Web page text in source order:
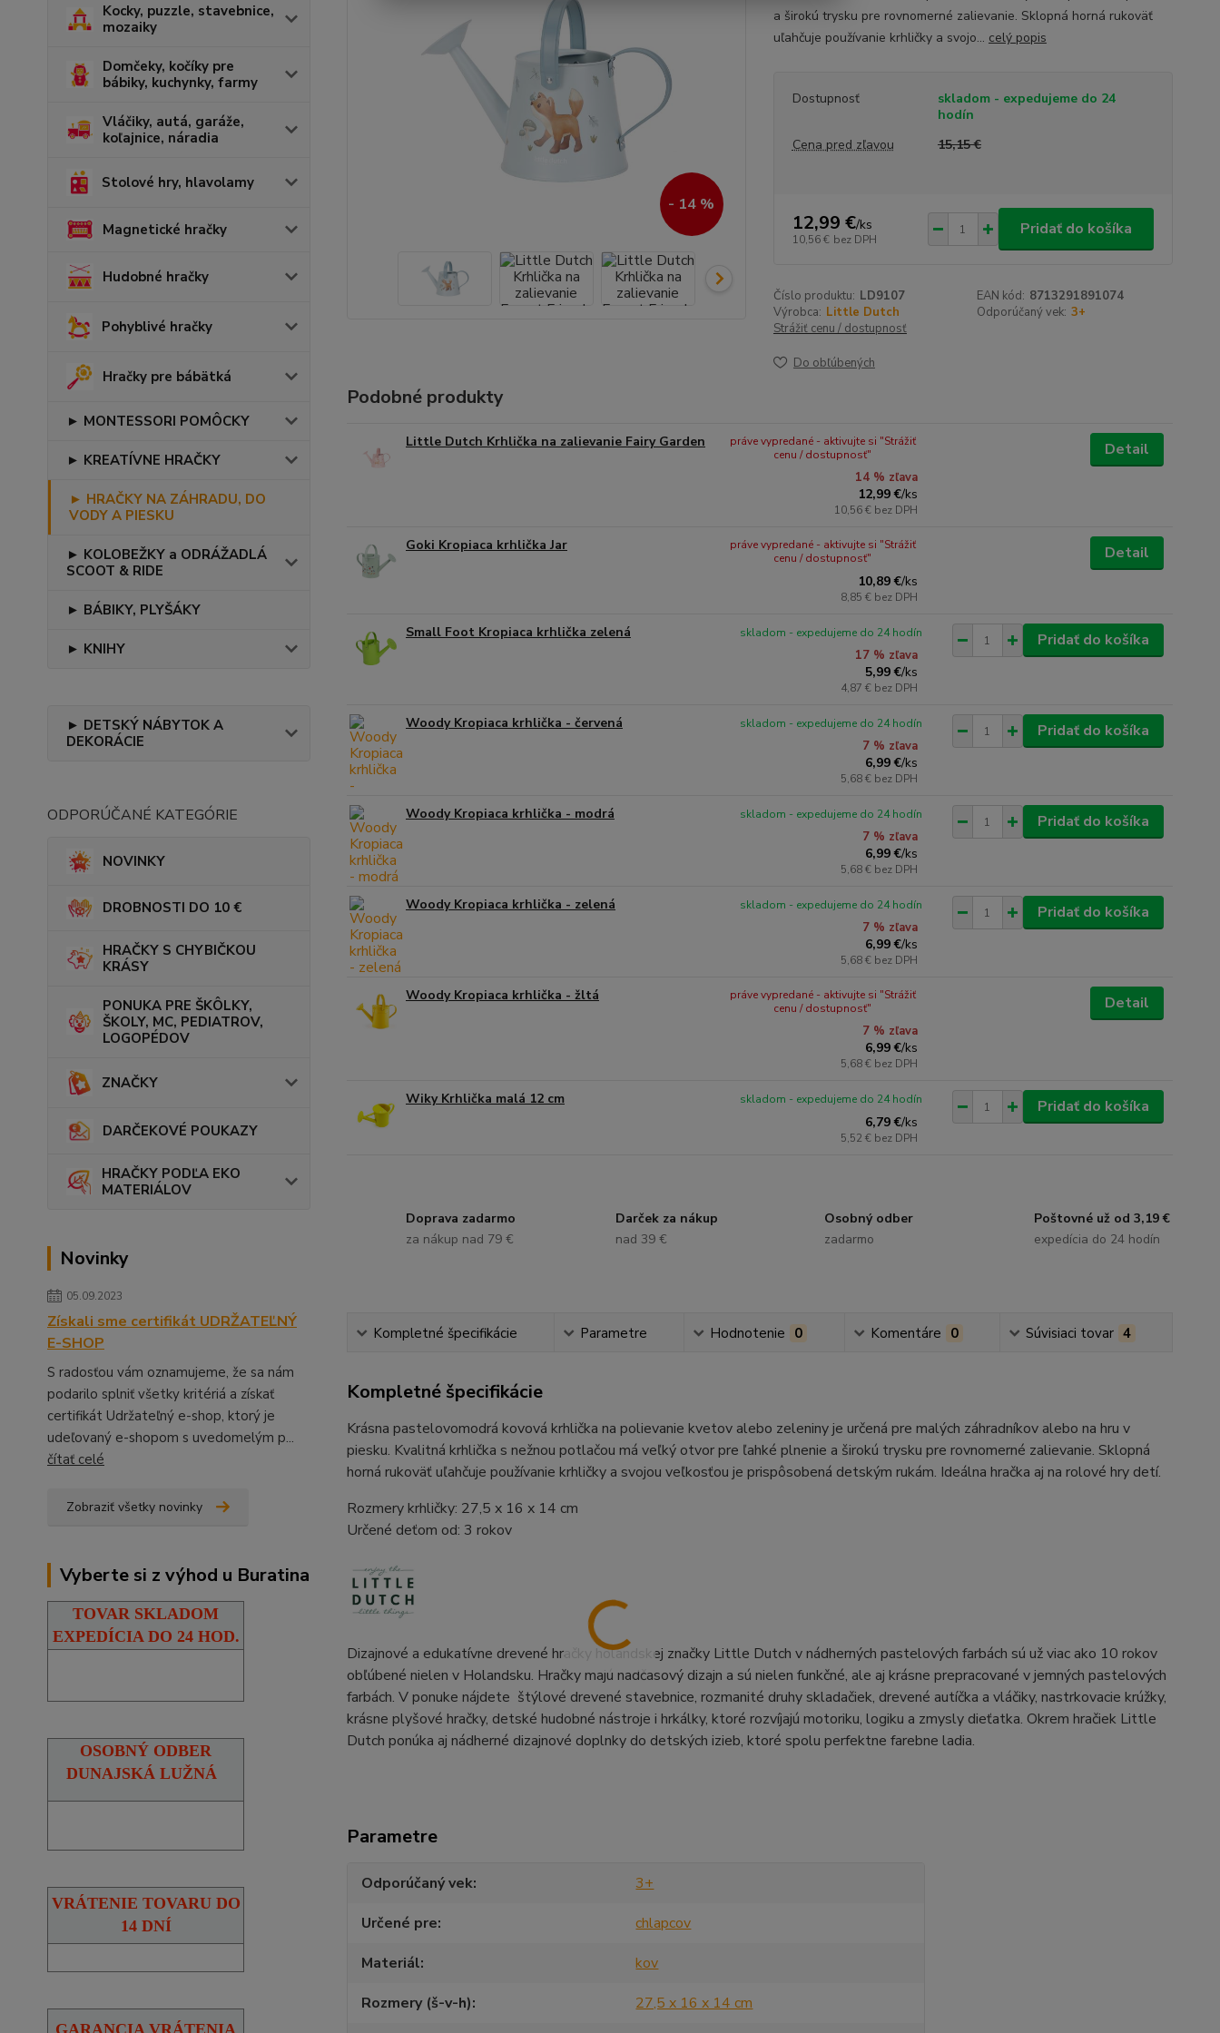
Kocky, puzzle, stavebnice,
mozaiky
Domčeky, kočíky pre
bábiky, kuchynky, farmy
Vláčiky, autá, garáže,
koľajnice, náradia
Stolové hry, hlavolamy
Magnetické hračky
Hudobné hračky
Pohyblivé hračky
Hračky pre bábätká
► MONTESSORI POMÔCKY
► KREATÍVNE HRAČKY
► HRAČKY NA ZÁHRADU, DO
VODY A PIESKU
► KOLOBEŽKY a ODRÁŽADLÁ
SCOOT & RIDE
► BÁBIKY, PLYŠÁKY
► KNIHY
► DETSKÝ NÁBYTOK A
DEKORÁCIE
ODPORÚČANÉ KATEGÓRIE
NOVINKY
DROBNOSTI DO 10 €
HRAČKY S CHYBIČKOU
KRÁSY
PONUKA PRE ŠKÔLKY,
ŠKOLY, MC, PEDIATROV,
LOGOPÉDOV
ZNAČKY
DARČEKOVÉ POUKAZY
HRAČKY PODĽA EKO
MATERIÁLOV
Novinky
05.09.2023
Získali sme certifikát UDRŽATEĽNÝ
E-SHOP
S radosťou vám oznamujeme, že sa nám
podarilo splniť všetky kritériá a získať
certifikát Udržateľný e-shop, ktorý je
udeľovaný e-shopom s uvedomelým p...
čítať celé
Zobraziť všetky novinky
Vyberte si z výhod u Buratina
TOVAR SKLADOM
EXPEDÍCIA DO 24 HOD.
OSOBNÝ ODBER
DUNAJSKÁ LUŽNÁ
VRÁTENIE TOVARU DO
14 DNÍ
GARANCIA VRÁTENIA
- 14 %
a širokú trysku pre rovnomerné zalievanie. Sklopná horná rukoväť
uľahčuje používanie krhličky a svojo... celý popis
Dostupnosť
skladom - expedujeme do 24
hodín
Cena pred zľavou
15,15 €
12,99 €/ks
10,56 € bez DPH
Pridať do košíka
Číslo produktu: LD9107 EAN kód: 8713291891074
Výrobca: Little Dutch Odporúčaný vek: 3+
Strážiť cenu / dostupnosť
Do obľúbených
Podobné produkty
Little Dutch Krhlička na zalievanie Fairy Garden
14 % zľava
12,99 €/ks
10,56 € bez DPH
práve vypredané - aktivujte si "Strážiť
cenu / dostupnosť"
Detail
Goki Kropiaca krhlička Jar
10,89 €/ks
8,85 € bez DPH
práve vypredané - aktivujte si "Strážiť
cenu / dostupnosť"
Detail
Small Foot Kropiaca krhlička zelená
17 % zľava
5,99 €/ks
4,87 € bez DPH
skladom - expedujeme do 24 hodín Pridať do košíka
Woody Kropiaca krhlička - červená
7 % zľava
6,99 €/ks
5,68 € bez DPH
skladom - expedujeme do 24 hodín Pridať do košíka
Woody Kropiaca krhlička - modrá
7 % zľava
6,99 €/ks
5,68 € bez DPH
skladom - expedujeme do 24 hodín Pridať do košíka
Woody Kropiaca krhlička - zelená
7 % zľava
6,99 €/ks
5,68 € bez DPH
skladom - expedujeme do 24 hodín Pridať do košíka
Woody Kropiaca krhlička - žltá
7 % zľava
6,99 €/ks
5,68 € bez DPH
práve vypredané - aktivujte si "Strážiť
cenu / dostupnosť"
Detail
Wiky Krhlička malá 12 cm
6,79 €/ks
5,52 € bez DPH
skladom - expedujeme do 24 hodín Pridať do košíka
Doprava zadarmo
za nákup nad 79 €
Darček za nákup
nad 39 €
Osobný odber
zadarmo
Poštovné už od 3,19 €
expedícia do 24 hodín
Kompletné špecifikácie Parametre Hodnotenie 0 Komentáre 0 Súvisiaci tovar 4
Kompletné špecifikácie
Krásna pastelovomodrá kovová krhlička na polievanie kvetov alebo zeleniny je určená pre malých záhradníkov alebo na hru v
piesku. Kvalitná krhlička s nežnou potlačou má veľký otvor pre ľahké plnenie a širokú trysku pre rovnomerné zalievanie. Sklopná
horná rukoväť uľahčuje používanie krhličky a svojou veľkosťou je prispôsobená detským rukám. Ideálna hračka aj na rolové hry detí.
Rozmery krhličky: 27,5 x 16 x 14 cm
Určené deťom od: 3 rokov
Dizajnové a edukatívne drevené hračky holandskej značky Little Dutch v nádherných pastelových farbách sú už viac ako 10 rokov
obľúbené nielen v Holandsku. Hračky majú nadčasový dizajn a sú nielen funkčné, ale aj krásne prepracované v jemných pastelových
farbách. V ponuke nájdete štýlové drevené stavebnice, rozmanité druhy skladačiek, drevené autíčka a vláčiky, nastrkovacie krúžky,
krásne plyšové hračky, detské hudobné nástroje i hrkálky, ktoré rozvíjajú motoriku, logiku a zmysly dieťatka. Okrem hračiek Little
Dutch ponúka aj nádherné dizajnové doplnky do detských izieb, ktoré spolu perfektne farebne ladia.
Parametre
Odporúčaný vek
3+
Určené pre
chlapcov
Materiál
kov
Rozmery (š-v-h)
27,5 x 16 x 14 cm